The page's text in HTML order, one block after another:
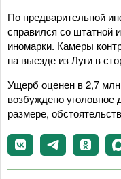
По предварительной
справился со штатной
иномарки. Камеры
на выезде из Луги в
Ущерб оценен в 2,7
возбуждено уголовное
размере,